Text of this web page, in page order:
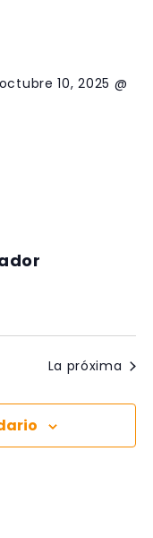
octubre 10, 2025 @
La próxima